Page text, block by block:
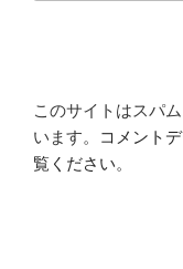
このサイトはスパ
います。
コメント
覧ください。